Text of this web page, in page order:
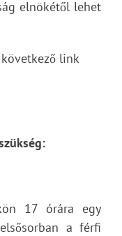
elnökétől lehet
link
17 órára egy
a férfi